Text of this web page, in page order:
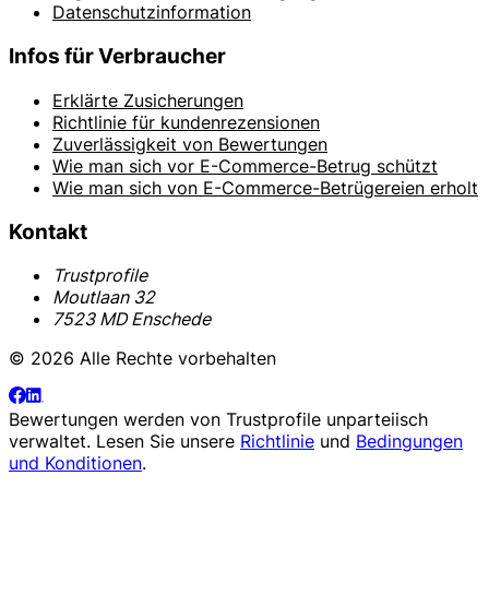
Datenschutzinformation
Infos für Verbraucher
Erklärte Zusicherungen
Richtlinie für kundenrezensionen
Zuverlässigkeit von Bewertungen
Wie man sich vor E-Commerce-Betrug schützt
Wie man sich von E-Commerce-Betrügereien erholt
Kontakt
Trustprofile
Moutlaan 32
7523 MD Enschede
© 2026 Alle Rechte vorbehalten
Bewertungen werden von Trustprofile unparteiisch
verwaltet. Lesen Sie unsere Richtlinie und Bedingungen
und Konditionen.